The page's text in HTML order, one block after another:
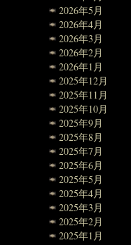
2026年5月
2026年4月
2026年3月
2026年2月
2026年1月
2025年12月
2025年11月
2025年10月
2025年9月
2025年8月
2025年7月
2025年6月
2025年5月
2025年4月
2025年3月
2025年2月
2025年1月